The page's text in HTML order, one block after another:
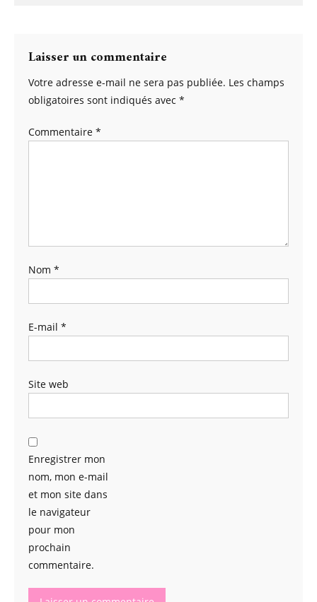
Laisser un commentaire
Votre adresse e-mail ne sera pas publiée. Les champs
obligatoires sont indiqués avec *
Commentaire *
Nom *
E-mail *
Site web
Enregistrer mon
nom, mon e-mail
et mon site dans
le navigateur
pour mon
prochain
commentaire.